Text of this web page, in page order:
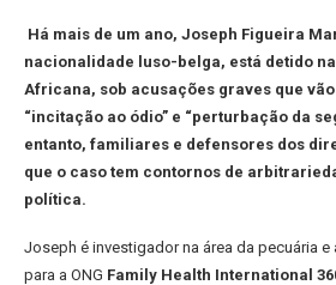
Há mais de um ano, Joseph Figueira
nacionalidade luso-belga, está detido
Africana, sob acusações graves que vão
“incitação ao ódio” e “perturbação da
entanto, familiares e defensores dos
que o caso tem contornos de
política.
Joseph é investigador na área da pecuária
para a ONG Family Health International